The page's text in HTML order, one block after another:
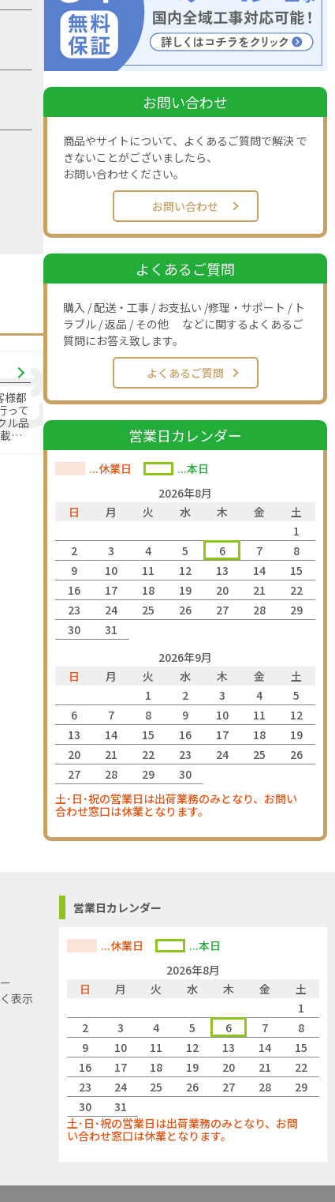
様都
って
の
お問い合わせ
商品やサイトについて、よくあるご質問で解決 で
きないことがございましたら、
お問い合わせください。
お問い合わせ
よくあるご質問
購入 / 配送・工事 / お支払い /修理・サポート / ト
ラブル / 返品 / その他 などに関するよくあるご
質問にお答え致します。
よくあるご質問
営業日カレンダー
...休業日
...本日
2026年8月
日
月 火 水 木 金
土
1
2
3 4 5 6 7
8
9
10 11 12 13 14
15
16
17 18 19 20 21
22
23
24 25 26 27 28
29
30
31
2026年9月
日
月 火 水 木 金
土
1
2 3 4
5
6
7 8 9 10 11
12
13
14 15 16 17 18
19
20
21 22 23 24 25
26
27
28 29
30
土･日･祝の営業日は出荷業務のみとなり、お問い
合わせ窓口は休業となります。
表示
営業日カレンダー
...休業日
...本日
2026年8月
日
月 火 水 木 金
土
1
2
3 4 5 6 7
8
9
10 11 12 13 14
15
16
17 18 19 20 21
22
23
24 25 26 27 28
29
30
31
土･日･祝の営業日は出荷業務のみとなり、お問
い合わせ窓口は休業となります。